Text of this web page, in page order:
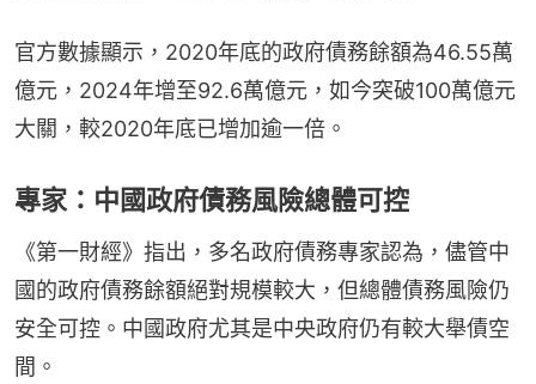
官方數據顯示，2020年底的政府債務餘額為46.55萬
億元，2024年增至92.6萬億元，如今突破100萬億元
大關，較2020年底已增加逾一倍。
專家：中國政府債務風險總體可控
《第一財經》指出，多名政府債務專家認為，儘管中
國的政府債務餘額絕對規模較大，但總體債務風險仍
安全可控。中國政府尤其是中央政府仍有較大舉債空
間。